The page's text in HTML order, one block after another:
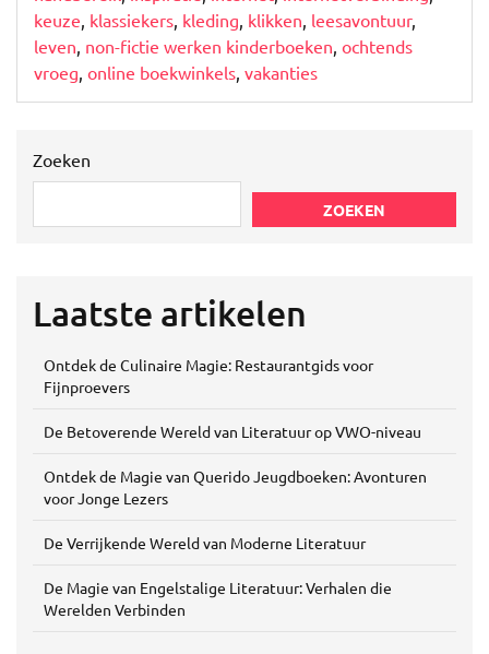
keuze, klassiekers, kleding, klikken, leesavontuur,
leven, non-fictie werken kinderboeken, ochtends
vroeg, online boekwinkels, vakanties
Zoeken
ZOEKEN
Laatste artikelen
Ontdek de Culinaire Magie: Restaurantgids voor
Fijnproevers
De Betoverende Wereld van Literatuur op VWO-niveau
Ontdek de Magie van Querido Jeugdboeken: Avonturen
voor Jonge Lezers
De Verrijkende Wereld van Moderne Literatuur
De Magie van Engelstalige Literatuur: Verhalen die
Werelden Verbinden